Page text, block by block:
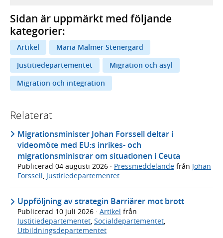
Sidan är uppmärkt med följande
kategorier:
Artikel
Maria Malmer Stenergard
Justitiedepartementet
Migration och asyl
Migration och integration
Relaterat
Migrationsminister Johan Forssell deltar i
videomöte med EU:s inrikes- och
migrationsministrar om situationen i Ceuta
Publicerad 04 augusti 2026 · Pressmeddelande från Johan
Forssell Justitiedepartementet
Uppföljning av strategin Barriärer mot brott
Publicerad 10 juli 2026 · Artikel från
Justitiedepartementet, Socialdepartementet,
Utbildningsdepartementet